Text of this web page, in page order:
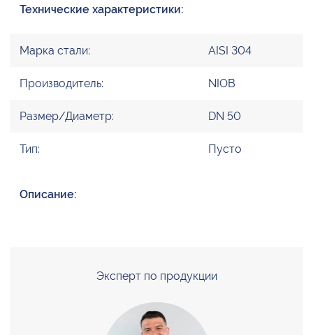
Технические характеристики:
Марка стали: AISI 304
Производитель: NIOB
Размер/Диаметр: DN 50
Тип: Пусто
Описание:
Эксперт по продукции